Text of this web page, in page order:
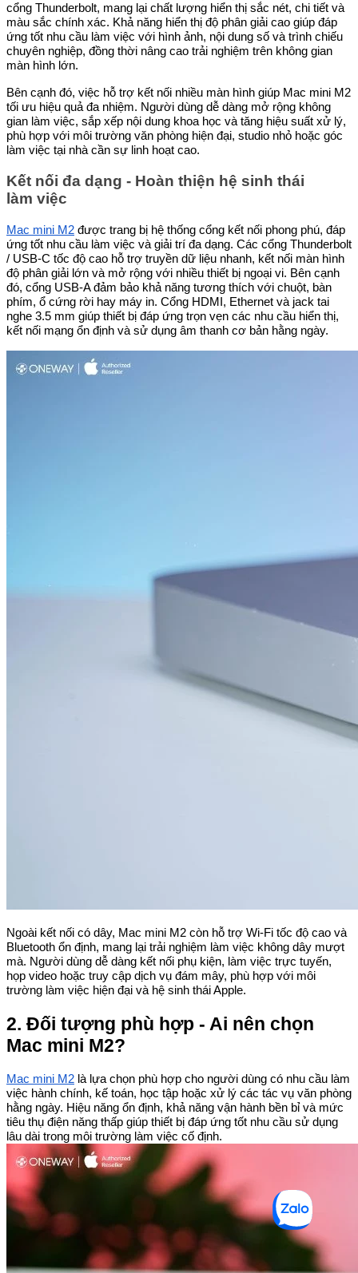
cổng Thunderbolt, mang lại chất lượng hiển thị sắc nét, chi tiết và
màu sắc chính xác. Khả năng hiển thị độ phân giải cao giúp đáp
ứng tốt nhu cầu làm việc với hình ảnh, nội dung số và trình chiếu
chuyên nghiệp, đồng thời nâng cao trải nghiệm trên không gian
màn hình lớn.
Bên cạnh đó, việc hỗ trợ kết nối nhiều màn hình giúp Mac mini M2
tối ưu hiệu quả đa nhiệm. Người dùng dễ dàng mở rộng không
gian làm việc, sắp xếp nội dung khoa học và tăng hiệu suất xử lý,
phù hợp với môi trường văn phòng hiện đại, studio nhỏ hoặc góc
làm việc tại nhà cần sự linh hoạt cao.
Kết nối đa dạng - Hoàn thiện hệ sinh thái
làm việc
Mac mini M2 được trang bị hệ thống cổng kết nối phong phú, đáp
ứng tốt nhu cầu làm việc và giải trí đa dạng. Các cổng Thunderbolt
/ USB-C tốc độ cao hỗ trợ truyền dữ liệu nhanh, kết nối màn hình
độ phân giải lớn và mở rộng với nhiều thiết bị ngoại vi. Bên cạnh
đó, cổng USB-A đảm bảo khả năng tương thích với chuột, bàn
phím, ổ cứng rời hay máy in. Cổng HDMI, Ethernet và jack tai
nghe 3.5 mm giúp thiết bị đáp ứng trọn vẹn các nhu cầu hiển thị,
kết nối mạng ổn định và sử dụng âm thanh cơ bản hằng ngày.
Ngoài kết nối có dây, Mac mini M2 còn hỗ trợ Wi-Fi tốc độ cao và
Bluetooth ổn định, mang lại trải nghiệm làm việc không dây mượt
mà. Người dùng dễ dàng kết nối phụ kiện, làm việc trực tuyến,
họp video hoặc truy cập dịch vụ đám mây, phù hợp với môi
trường làm việc hiện đại và hệ sinh thái Apple.
2. Đối tượng phù hợp - Ai nên chọn
Mac mini M2?
Mac mini M2 là lựa chọn phù hợp cho người dùng có nhu cầu làm
việc hành chính, kế toán, học tập hoặc xử lý các tác vụ văn phòng
hằng ngày. Hiệu năng ổn định, khả năng vận hành bền bỉ và mức
tiêu thụ điện năng thấp giúp thiết bị đáp ứng tốt nhu cầu sử dụng
lâu dài trong môi trường làm việc cố định.